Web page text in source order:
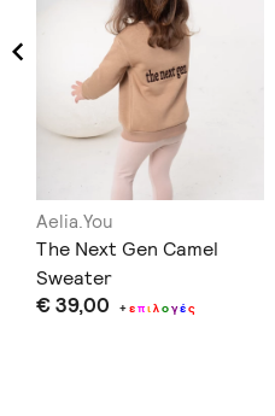
Aelia.You
The Next Gen Camel
Sweater
€ 39,00 +επιλογές